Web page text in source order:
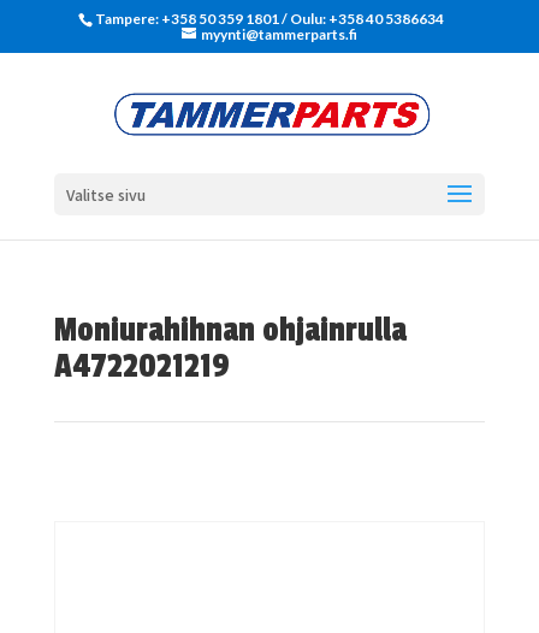
Tampere: +358 50 359 1801‬ / Oulu: +358 40 5386634
myynti@tammerparts.fi
Valitse sivu
Moniurahihnan ohjainrulla
A4722021219